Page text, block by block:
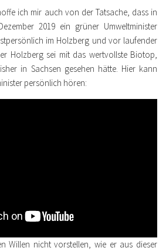
ich mir auch von der Tatsache, dass in
2019 ein grüner Umweltminister
im Holzberg und vor laufender
Holzberg sei mit das wertvollste Biotop,
in Sachsen gesehen hätte. Hier kann
persönlich hören:
Willen nicht vorstellen, wie er aus dieser